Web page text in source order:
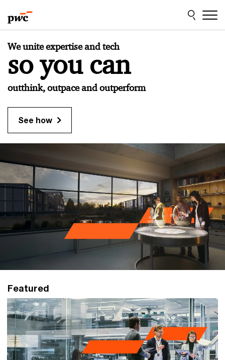
to
content
to
footer
Deutschland
We unite expertise and tech
so you can
outthink, outpace and outperform
See how
Featured